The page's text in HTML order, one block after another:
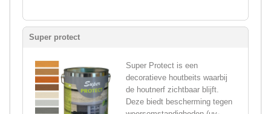
Super protect
Super Protect is een
decoratieve houtbeits waarbij
de houtnerf zichtbaar blijft.
Deze biedt bescherming tegen